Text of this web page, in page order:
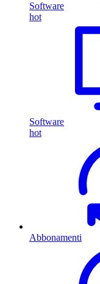
Software
hot
Software
hot
Abbonamenti